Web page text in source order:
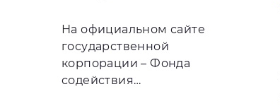
На официальном сайте
государственной
корпорации – Фонда
содействия